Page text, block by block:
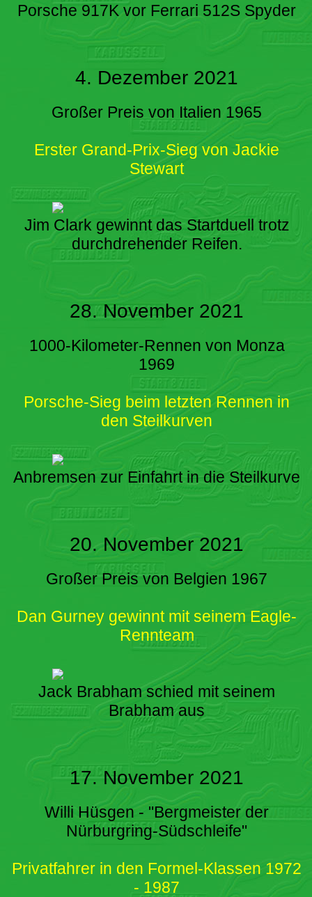
Porsche 917K vor Ferrari 512S Spyder
4. Dezember 2021
Großer Preis von Italien 1965
Erster Grand-Prix-Sieg von Jackie
Stewart
Jim Clark gewinnt das Startduell trotz
durchdrehender Reifen.
28. November 2021
1000-Kilometer-Rennen von Monza
1969
Porsche-Sieg beim letzten Rennen in
den Steilkurven
Anbremsen zur Einfahrt in die Steilkurve
20. November 2021
Großer Preis von Belgien 1967
Dan Gurney gewinnt mit seinem Eagle-
Rennteam
Jack Brabham schied mit seinem
Brabham aus
17. November 2021
Willi Hüsgen - "Bergmeister der
Nürburgring-Südschleife"
Privatfahrer in den Formel-Klassen 1972
- 1987